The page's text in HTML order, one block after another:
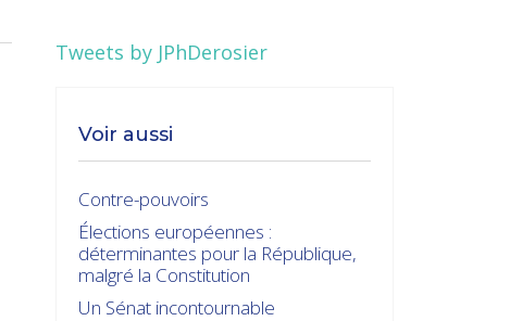
Tweets by JPhDerosier
Voir aussi
Contre-pouvoirs
Élections européennes :
déterminantes pour la République,
malgré la Constitution
Un Sénat incontournable